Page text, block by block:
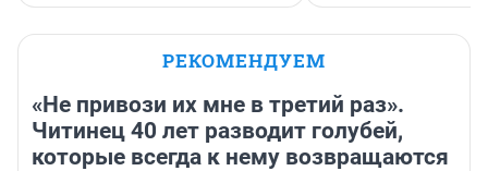
РЕКОМЕНДУЕМ
«Не привози их мне в третий раз».
Читинец 40 лет разводит голубей,
которые всегда к нему возвращаются